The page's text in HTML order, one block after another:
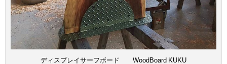
ディスプレイサーフボード WoodBoard KUKU